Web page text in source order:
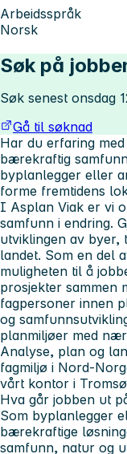
Arbeidsspråk
Norsk
Søk på
Søk senest onsdag
Gå til søknad
Har du erfaring
bærekraftig
byplanlegger eller
forme fremtidens
I Asplan Viak er vi
samfunn i endring.
utviklingen av byer,
landet. Som en del
muligheten til å
prosjekter sammen
fagpersoner innen
og
planmiljøer med
Analyse, plan og
fagmiljø i Nord-
vårt kontor i
Hva går jobben ut
Som byplanlegger
bærekraftige
samfunn, natur og